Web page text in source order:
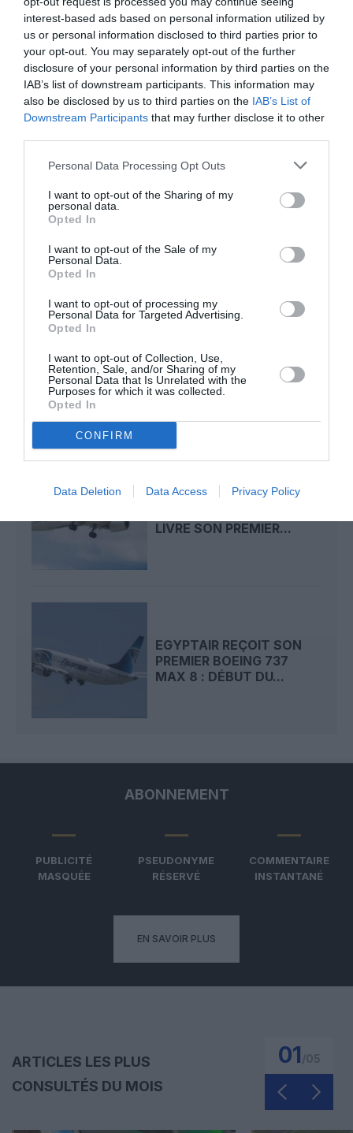
interest-based ads based on personal information utilized by
us or personal information disclosed to third parties prior to
your opt-out. You may separately opt-out of the further
disclosure of your personal information by third parties on the
IAB’s list of downstream participants. This information may
also be disclosed by us to third parties on the IAB’s List of
Downstream Participants that may further disclose it to other
Personal Data Processing Opt Outs
I want to opt-out of the Sharing of my
personal data.
Opted In
I want to opt-out of the Sale of my
Personal Data.
Opted In
I want to opt-out of processing my
Personal Data for Targeted Advertising.
Opted In
I want to opt-out of Collection, Use,
Retention, Sale, and/or Sharing of my
Personal Data that Is Unrelated with the
Purposes for which it was collected.
Opted In
CONFIRM
Data Deletion Data Access Privacy Policy
Djma commenté l'article :
Après Emirates, Lufthansa remet en cause la réception
de Boeing 777-9 déjà construits
Copaa commenté l'article :
Egyptair
EGYPTAIR : BIRMINGHAM
CONNECTÉE À SON
PREMIER...
AZORRA PLACE LES 12
LIVRE SON PREMIER...
EGYPTAIR REÇOIT SON
PREMIER BOEING 737
MAX 8 : DÉBUT DU...
ABONNEMENT
PUBLICITÉ
MASQUÉE
PSEUDONYME
RÉSERVÉ
COMMENTAIRE
INSTANTANÉ
EN SAVOIR PLUS
ARTICLES LES PLUS
CONSULTÉS DU MOIS
01